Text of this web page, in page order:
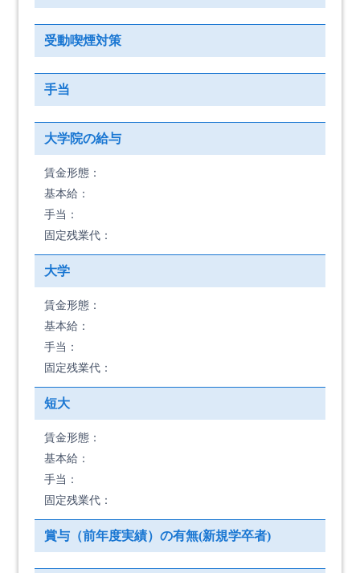
受動喫煙対策
手当
大学院の給与
賃金形態：
基本給：
手当：
固定残業代：
大学
賃金形態：
基本給：
手当：
固定残業代：
短大
賃金形態：
基本給：
手当：
固定残業代：
賞与（前年度実績）の有無(新規学卒者)